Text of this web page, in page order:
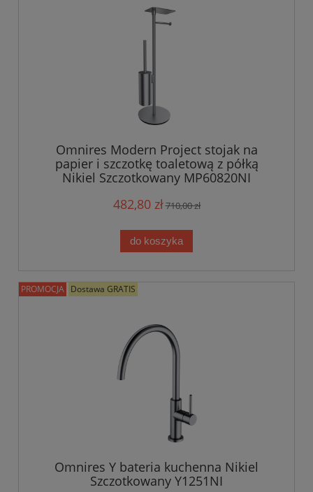
Omnires Modern Project stojak na
papier i szczotkę toaletową z półką
Nikiel Szczotkowany MP60820NI
482,80 zł710,00 zł
do koszyka
Omnires Y bateria kuchenna Nikiel
Szczotkowany Y1251NI
PROMOCJA Dostawa GRATIS